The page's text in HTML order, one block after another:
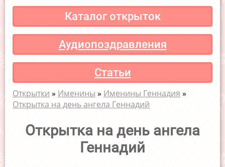
Каталог открыток
Аудиопоздравления
Статьи
Открытки » Именины » Именины Геннадия »
Открытка на день ангела Геннадий
Открытка на день ангела
Геннадий